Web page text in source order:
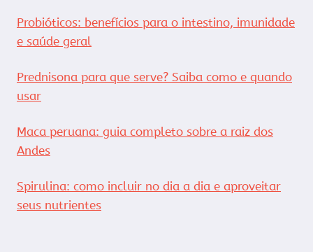
Probióticos: benefícios para o intestino, imunidade
e saúde geral
Prednisona para que serve? Saiba como e quando
usar
Maca peruana: guia completo sobre a raiz dos
Andes
Spirulina: como incluir no dia a dia e aproveitar
seus nutrientes